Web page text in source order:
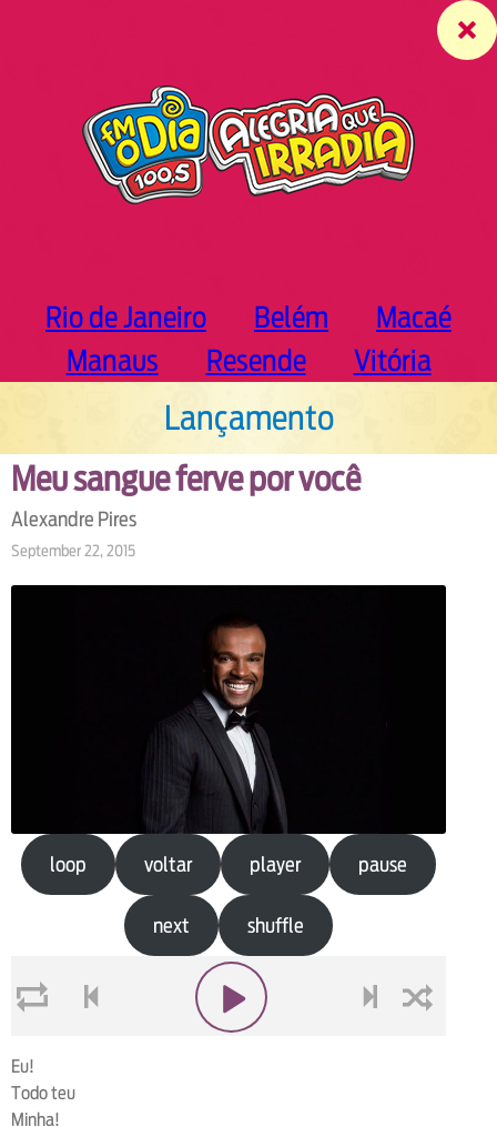
Rio de Janeiro Belém
Macaé
Manaus
Resende Vitória
Lançamento
Meu sangue ferve por você
Alexandre Pires
September 22, 2015
loop voltar player pause
next shuffle
Eu!
Todo teu
Minha!